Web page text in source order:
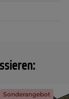
Sonderangebot